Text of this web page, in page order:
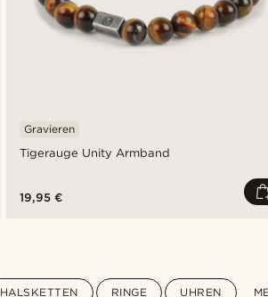
Tigerauge Unity Armband
Gravieren
19,95 €
HALSKETTEN RINGE UHREN